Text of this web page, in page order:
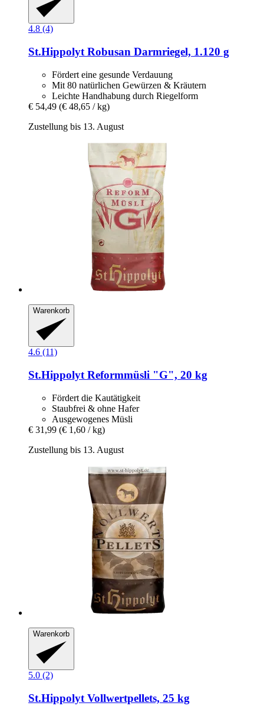
4.8 (4)
St.Hippolyt Robusan Darmriegel, 1.120 g
Fördert eine gesunde Verdauung
Mit 80 natürlichen Gewürzen & Kräutern
Leichte Handhabung durch Riegelform
€ 54,49 (€ 48,65 / kg)
Zustellung bis 13. August
Warenkorb
4.6 (11)
St.Hippolyt Reformmüsli "G", 20 kg
Fördert die Kautätigkeit
Staubfrei & ohne Hafer
Ausgewogenes Müsli
€ 31,99 (€ 1,60 / kg)
Zustellung bis 13. August
Warenkorb
5.0 (2)
St.Hippolyt Vollwertpellets, 25 kg